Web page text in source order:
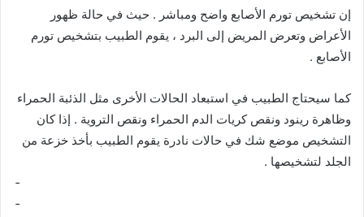
إن تشخيص تورم الأصابع واضح ومباشر . حيث في حالة ظهور
الأعراض وتعرض المريض إلى البرد ، يقوم الطبيب بتشخيص تورم
الأصابع .
كما سيحتاج الطبيب في استبعاد الحالات الأخرى مثل الذئبة الحمراء
وظاهرة رينود ونقص كريات الدم الحمراء ونقص التروية . إذا كان
التشخيص موضع شك في حالات نادرة يقوم الطبيب بأخذ خزعة من
الجلد لتشخيصها .